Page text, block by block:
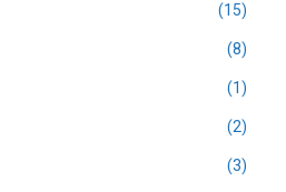
(15)
(8)
(1)
(2)
(3)